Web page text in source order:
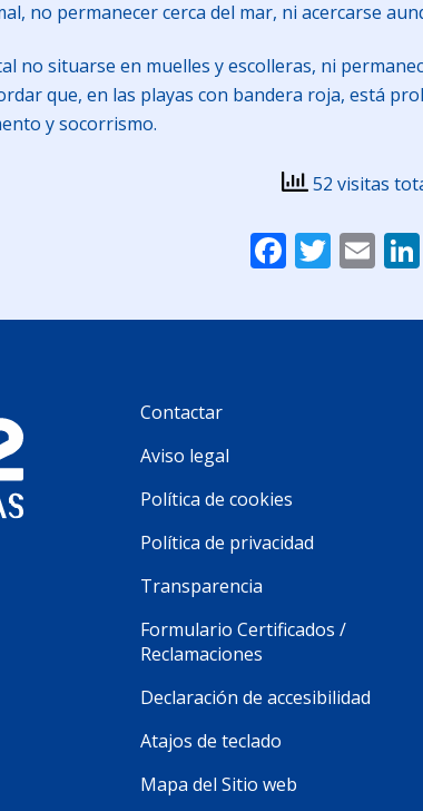
no permanecer cerca del mar, ni acercarse
no situarse en muelles y escolleras, ni
que, en las playas con bandera roja, está
y socorrismo.
52 visitas
Contactar
Aviso legal
Política de cookies
Política de privacidad
Transparencia
Formulario Certificados /
Reclamaciones
Declaración de accesibilidad
Atajos de teclado
Mapa del Sitio web